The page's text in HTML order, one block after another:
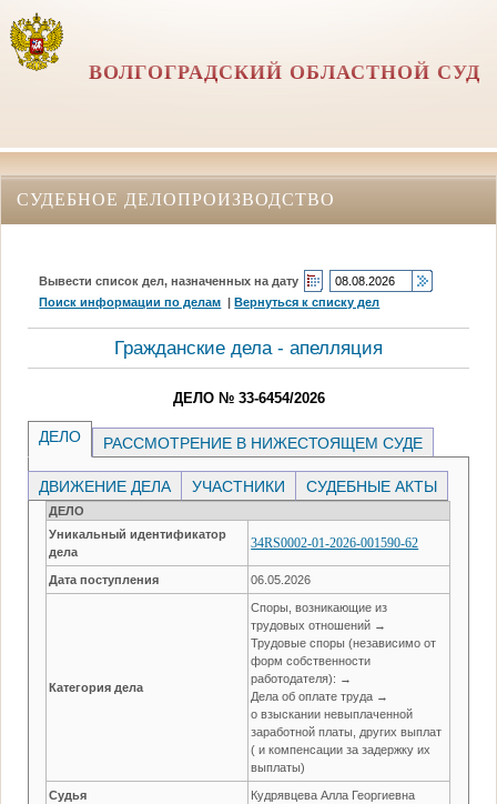
ВОЛГОГРАДСКИЙ ОБЛАСТНОЙ СУД
СУДЕБНОЕ ДЕЛОПРОИЗВОДСТВО
Вывести список дел, назначенных на дату
Поиск информации по делам |Вернуться к списку дел
Гражданские дела - апелляция
ДЕЛО № 33-6454/2026
ДЕЛО РАССМОТРЕНИЕ В НИЖЕСТОЯЩЕМ СУДЕ
ДВИЖЕНИЕ ДЕЛА УЧАСТНИКИ СУДЕБНЫЕ АКТЫ
ДЕЛО
Уникальный идентификатор
дела
34RS0002-01-2026-001590-62
Дата поступления 06.05.2026
Категория дела
Споры, возникающие из
трудовых отношений →
Трудовые споры (независимо от
форм собственности
работодателя): →
Дела об оплате труда →
о взыскании невыплаченной
заработной платы, других выплат
( и компенсации за задержку их
выплаты)
Судья Кудрявцева Алла Георгиевна